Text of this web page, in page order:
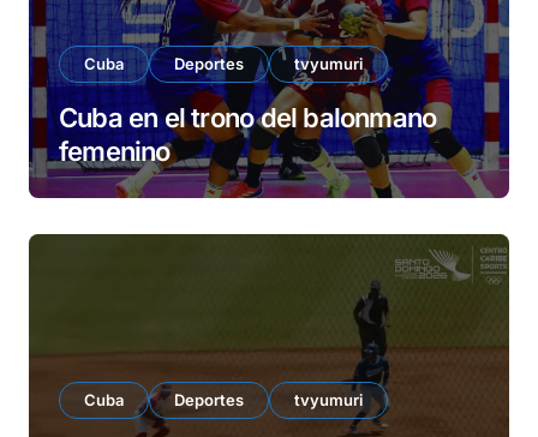
Cuba Deportes tvyumuri
Cuba en el trono del balonmano
femenino
Cuba Deportes tvyumuri